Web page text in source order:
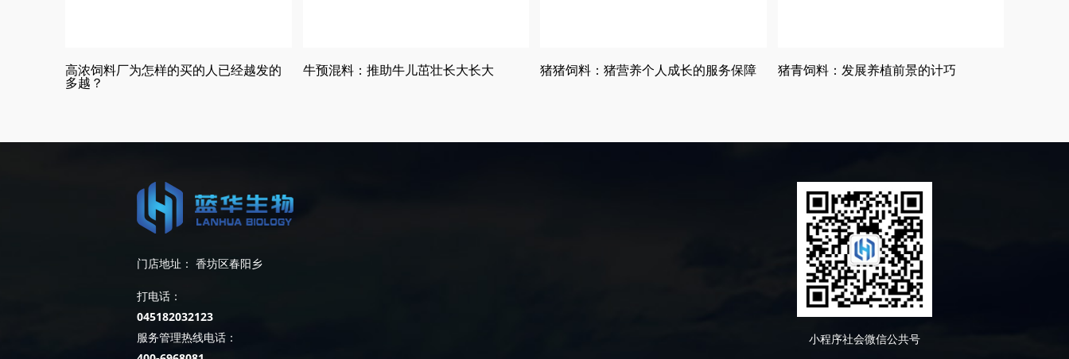
高浓饲料厂为怎样的买的人已经越发的
多越？
牛预混料：推助牛儿茁壮长大长大 猪猪饲料：猪营养个人成长的服务保障 猪青饲料：发展养植前景的计巧
小程序社会微信公共号
门店地址： 香坊区春阳乡
打电话：
045182032123
服务管理热线电话：